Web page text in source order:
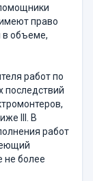
право
в объеме,
работ по
последствий
III. В
работ
не более